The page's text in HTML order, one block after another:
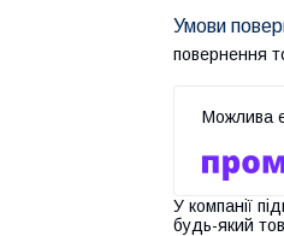
повернення
У компанії
будь-який